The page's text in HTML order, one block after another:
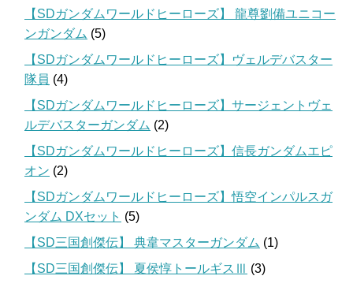
【SDガンダムワールドヒーローズ】 龍尊劉備ユニコー
ンガンダム (5)
【SDガンダムワールドヒーローズ】ヴェルデバスター
隊員 (4)
【SDガンダムワールドヒーローズ】サージェントヴェ
ルデバスターガンダム (2)
【SDガンダムワールドヒーローズ】信長ガンダムエピ
オン (2)
【SDガンダムワールドヒーローズ】悟空インパルスガ
ンダム DXセット (5)
【SD三国創傑伝】 典韋マスターガンダム (1)
【SD三国創傑伝】 夏侯惇トールギスⅢ (3)